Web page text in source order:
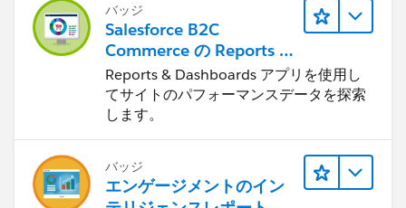
バッジ
Salesforce B2C
Commerce の Reports &
Dashboards
Reports & Dashboards アプリを使用し
てサイトのパフォーマンスデータを探索
します。
バッジ
エンゲージメントのイン